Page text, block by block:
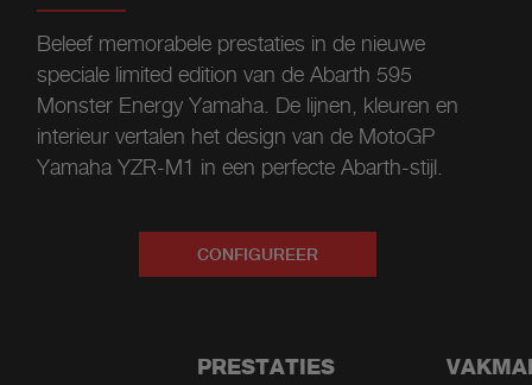
Beleef memorabele prestaties in de nieuwe
speciale limited edition van de Abarth 595
Monster Energy Yamaha. De lijnen, kleuren en
interieur vertalen het design van de MotoGP
Yamaha YZR-M1 in een perfecte Abarth-stijl.
CONFIGUREER
PRESTATIES